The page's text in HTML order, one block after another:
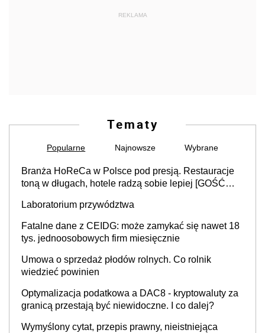
REKLAMA
Tematy
Popularne Najnowsze Wybrane
Branża HoReCa w Polsce pod presją. Restauracje
toną w długach, hotele radzą sobie lepiej [GOŚĆ
Laboratorium przywództwa
Fatalne dane z CEIDG: może zamykać się nawet 18
tys. jednoosobowych firm miesięcznie
Umowa o sprzedaż płodów rolnych. Co rolnik
wiedzieć powinien
Optymalizacja podatkowa a DAC8 - kryptowaluty za
granicą przestają być niewidoczne. I co dalej?
Wymyślony cytat, przepis prawny, nieistniejąca